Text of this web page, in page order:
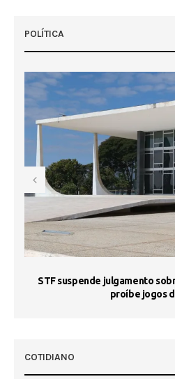
POLÍTICA
STF suspende julgamento
proíbe jogos
COTIDIANO